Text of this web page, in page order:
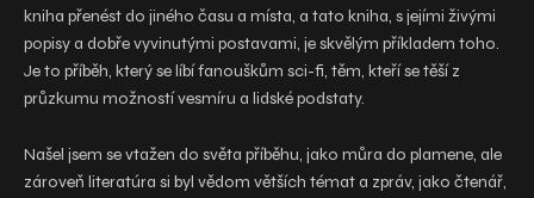
kniha přenést do jiného času a místa, a tato kniha, s jejími živými
popisy a dobře vyvinutými postavami, je skvělým příkladem toho.
Je to příběh, který se líbí fanouškům sci-fi, těm, kteří se těší z
průzkumu možností vesmíru a lidské podstaty.
Našel jsem se vtažen do světa příběhu, jako můra do plamene, ale
zároveň literatúra si byl vědom větších témat a zpráv, jako čtenář,